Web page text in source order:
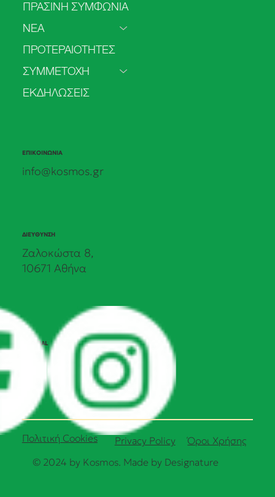
τα δεδομένα στις πολιτικές δεσμεύσεις.
Τα πρώτα αποτελέσματα της δημόσιας
ΠΡΑΣΙΝΗ ΣΥΜΦΩΝΙΑ
ΝΕΑ
ΠΡΟΤΕΡΑΙΟΤΗΤΕΣ
ΣΥΜΜΕΤΟΧΗ
ΕΚΔΗΛΩΣΕΙΣ
ΕΠΙΚΟΙΝΩΝΙΑ
info@kosmos.gr
ΔΙΕΥΘΥΝΣΗ
Ζαλοκώστα 8,
10671 Αθήνα
SOCIAL
© 2024 by Kosmos. Made by Designature
Πολιτική Cookies Όροι Χρήσης
Privacy Policy